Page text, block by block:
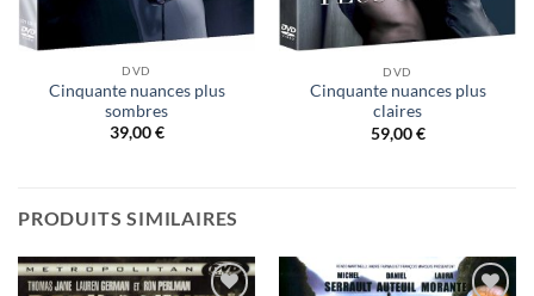
DVD
Cinquante nuances plus
sombres
39,00€
DVD
Cinquante nuances plus
claires
59,00€
PRODUITS SIMILAIRES